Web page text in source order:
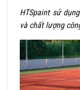
HTSpaint sử
và chất lượng